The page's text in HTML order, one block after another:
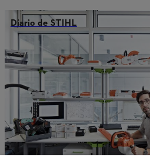
Diario de STIHL